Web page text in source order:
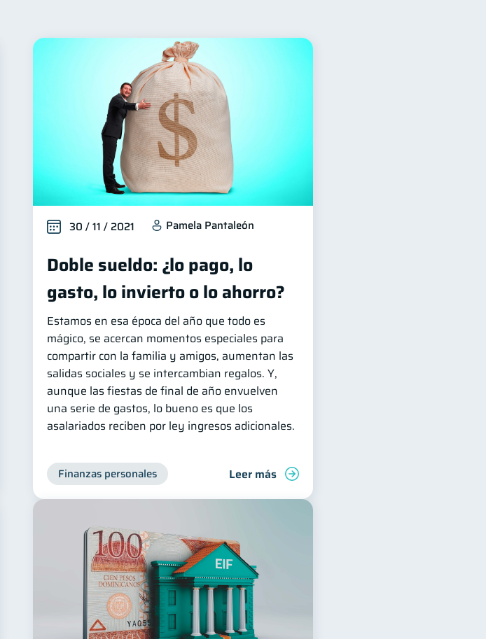
Historial crediticio
Superintendencia de Bancos 4
Finanzas Personales 1 Finanzas en Pareja
inversiones 1 Salud mental
información financiera 1
Finanzas para jóvenes Manejo de deudas Finanzas familiares
30 / 11 / 2021 Pamela Pantaleón
Doble sueldo: ¿lo pago, lo
gasto, lo invierto o lo ahorro?
Estamos en esa época del año que todo es
mágico, se acercan momentos especiales para
compartir con la familia y amigos, aumentan las
salidas sociales y se intercambian regalos. Y,
aunque las fiestas de final de año envuelven
una serie de gastos, lo bueno es que los
asalariados reciben por ley ingresos adicionales.
Finanzas personales Leer más